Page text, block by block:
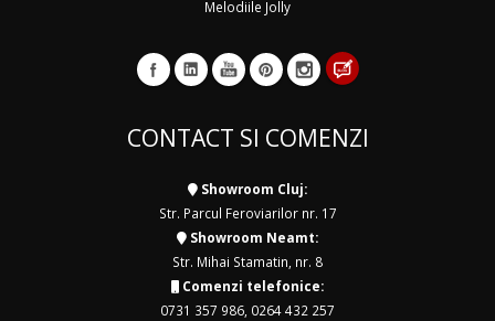
Melodiile Jolly
CONTACT SI COMENZI
Showroom Cluj:
Str. Parcul Feroviarilor nr. 17
Showroom Neamt:
Str. Mihai Stamatin, nr. 8
Comenzi telefonice:
0731 357 986 0264 432 257